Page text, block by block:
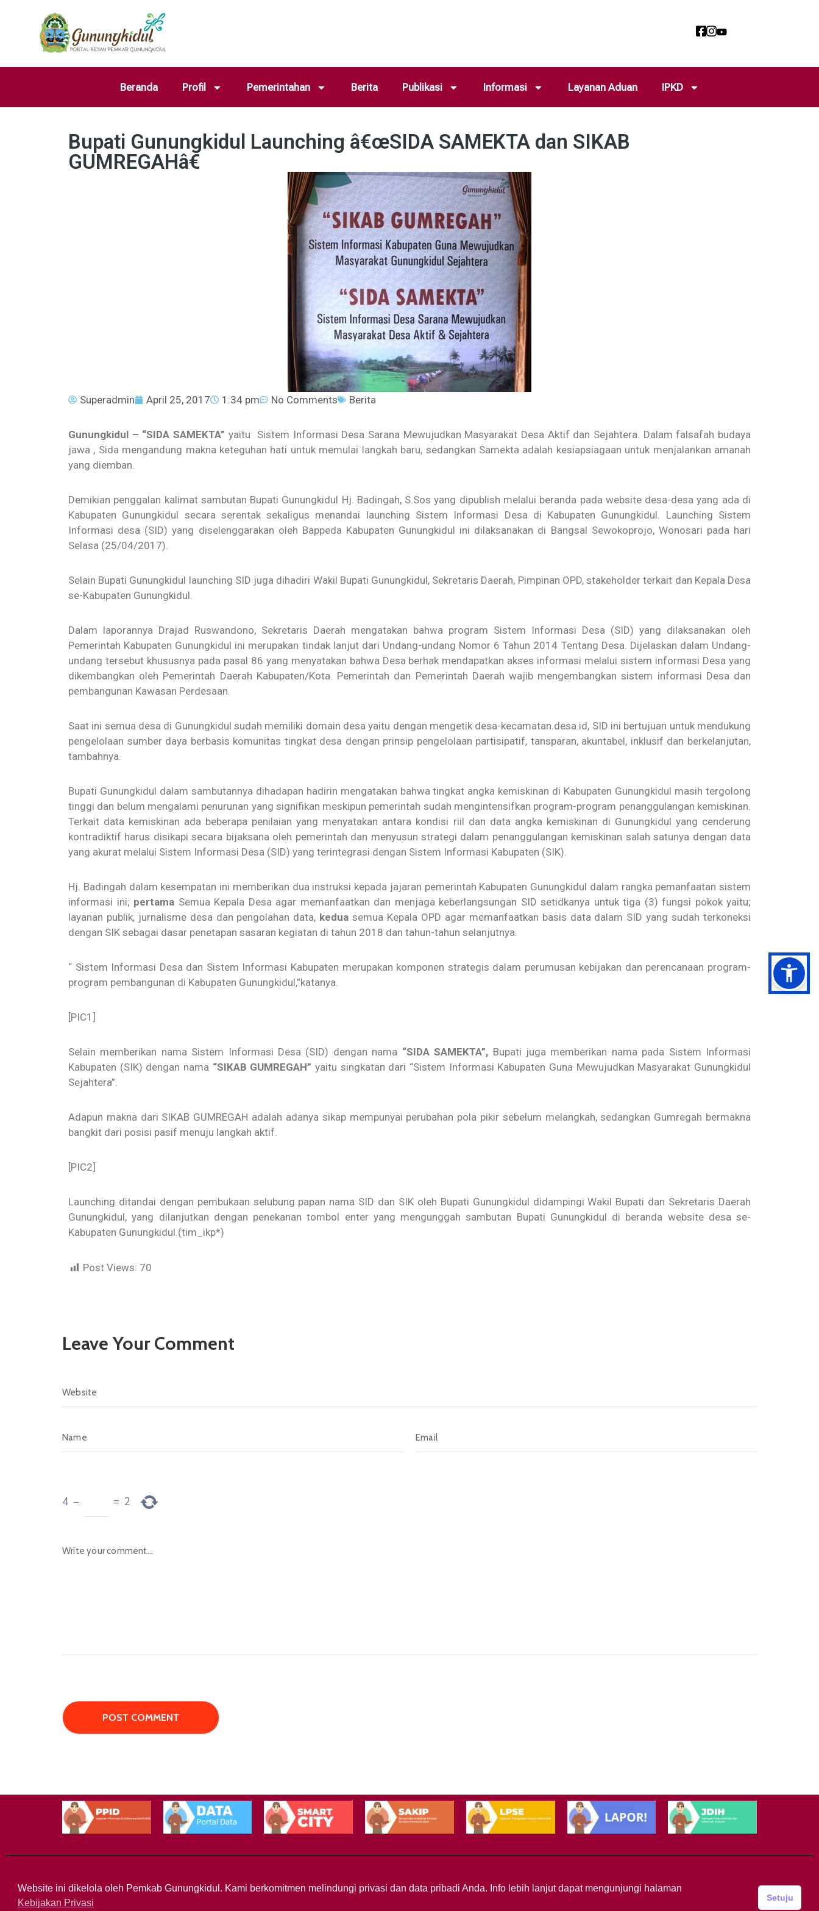
Beranda Profil Pemerintahan Berita Publikasi Informasi Layanan Aduan IPKD
Bupati Gunungkidul Launching â€œSIDA SAMEKTA dan SIKAB
GUMREGAHâ€
Superadmin April 25, 2017 1:34 pm No Comments Berita
Gunungkidul – “SIDA SAMEKTA” yaitu Sistem Informasi Desa Sarana Mewujudkan Masyarakat Desa Aktif dan Sejahtera. Dalam falsafah budaya
jawa , Sida mengandung makna keteguhan hati untuk memulai langkah baru, sedangkan Samekta adalah kesiapsiagaan untuk menjalankan amanah
yang diemban.
Demikian penggalan kalimat sambutan Bupati Gunungkidul Hj. Badingah, S.Sos yang dipublish melalui beranda pada website desa-desa yang ada di
Kabupaten Gunungkidul secara serentak sekaligus menandai launching Sistem Informasi Desa di Kabupaten Gunungkidul. Launching Sistem
Informasi desa (SID) yang diselenggarakan oleh Bappeda Kabupaten Gunungkidul ini dilaksanakan di Bangsal Sewokoprojo, Wonosari pada hari
Selasa (25/04/2017).
Selain Bupati Gunungkidul launching SID juga dihadiri Wakil Bupati Gunungkidul, Sekretaris Daerah, Pimpinan OPD, stakeholder terkait dan Kepala Desa
se-Kabupaten Gunungkidul.
Dalam laporannya Drajad Ruswandono, Sekretaris Daerah mengatakan bahwa program Sistem Informasi Desa (SID) yang dilaksanakan oleh
Pemerintah Kabupaten Gunungkidul ini merupakan tindak lanjut dari Undang-undang Nomor 6 Tahun 2014 Tentang Desa. Dijelaskan dalam Undang-
undang tersebut khususnya pada pasal 86 yang menyatakan bahwa Desa berhak mendapatkan akses informasi melalui sistem informasi Desa yang
dikembangkan oleh Pemerintah Daerah Kabupaten/Kota. Pemerintah dan Pemerintah Daerah wajib mengembangkan sistem informasi Desa dan
pembangunan Kawasan Perdesaan.
Saat ini semua desa di Gunungkidul sudah memiliki domain desa yaitu dengan mengetik desa-kecamatan.desa.id, SID ini bertujuan untuk mendukung
pengelolaan sumber daya berbasis komunitas tingkat desa dengan prinsip pengelolaan partisipatif, tansparan, akuntabel, inklusif dan berkelanjutan,
tambahnya.
Bupati Gunungkidul dalam sambutannya dihadapan hadirin mengatakan bahwa tingkat angka kemiskinan di Kabupaten Gunungkidul masih tergolong
tinggi dan belum mengalami penurunan yang signifikan meskipun pemerintah sudah mengintensifkan program-program penanggulangan kemiskinan.
Terkait data kemiskinan ada beberapa penilaian yang menyatakan antara kondisi riil dan data angka kemiskinan di Gunungkidul yang cenderung
kontradiktif harus disikapi secara bijaksana oleh pemerintah dan menyusun strategi dalam penanggulangan kemiskinan salah satunya dengan data
yang akurat melalui Sistem Informasi Desa (SID) yang terintegrasi dengan Sistem Informasi Kabupaten (SIK).
Hj. Badingah dalam kesempatan ini memberikan dua instruksi kepada jajaran pemerintah Kabupaten Gunungkidul dalam rangka pemanfaatan sistem
informasi ini; pertama Semua Kepala Desa agar memanfaatkan dan menjaga keberlangsungan SID setidkanya untuk tiga (3) fungsi pokok yaitu;
layanan publik, jurnalisme desa dan pengolahan data, keduasemua Kepala OPD agar memanfaatkan basis data dalam SID yang sudah terkoneksi
dengan SIK sebagai dasar penetapan sasaran kegiatan di tahun 2018 dan tahun-tahun selanjutnya.
“ Sistem Informasi Desa dan Sistem Informasi Kabupaten merupakan komponen strategis dalam perumusan kebijakan dan perencanaan program-
program pembangunan di Kabupaten Gunungkidul,”katanya.
[PIC1]
Selain memberikan nama Sistem Informasi Desa (SID) dengan nama “SIDA SAMEKTA”, Bupati juga memberikan nama pada Sistem Informasi
Kabupaten (SIK) dengan nama “SIKAB GUMREGAH” yaitu singkatan dari “Sistem Informasi Kabupaten Guna Mewujudkan Masyarakat Gunungkidul
Sejahtera”.
Adapun makna dari SIKAB GUMREGAH adalah adanya sikap mempunyai perubahan pola pikir sebelum melangkah, sedangkan Gumregah bermakna
bangkit dari posisi pasif menuju langkah aktif.
[PIC2]
Launching ditandai dengan pembukaan selubung papan nama SID dan SIK oleh Bupati Gunungkidul didampingi Wakil Bupati dan Sekretaris Daerah
Gunungkidul, yang dilanjutkan dengan penekanan tombol enter yang mengunggah sambutan Bupati Gunungkidul di beranda website desa se-
Kabupaten Gunungkidul.(tim_ikp*)
Post Views: 70
Leave Your Comment
4 − = 2
Website ini dikelola oleh Pemkab Gunungkidul. Kami berkomitmen melindungi privasi dan data pribadi Anda. Info lebih lanjut dapat mengunjungi halaman
Kebijakan Privasi
Setuju